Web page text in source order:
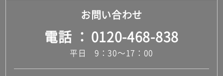
お問い合わせ
電話 0120-468-838
平日 9：30～17：00